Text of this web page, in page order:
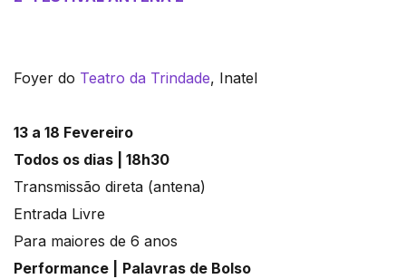
Foyer do Teatro da Trindade, Inatel
13 a 18 Fevereiro
Todos os dias | 18h30
Transmissão direta (antena)
Entrada Livre
Para maiores de 6 anos
Performance |
Palavras de Bolso